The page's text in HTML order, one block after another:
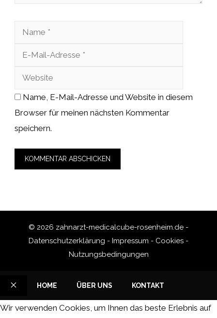
Name
Name, E-Mail-Adresse und Website in diesem
Browser für meinen nächsten Kommentar
speichern.
© 2026 zahnarzt-medicalcube-rosenheim.de -
Datenschutzerklärung - Impressum - Cookies -
Nutzungsbedingungen
HOME ÜBER UNS KONTAKT
Wir verwenden Cookies, um Ihnen das beste Erlebnis auf